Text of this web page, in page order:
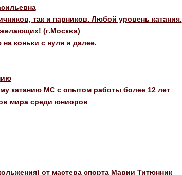
так и парников. Любой уровень катания.
(г.Москва)
коньки с нуля и далее.
катанию МС с опытом работы более 12 лет
мира среди юниоров
от мастера спорта Марии Титюнник